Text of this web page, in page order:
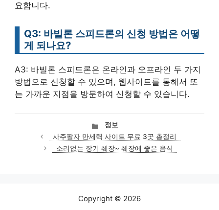
요합니다.
Q3: 바빌론 스피드론의 신청 방법은 어떻
게 되나요?
A3: 바빌론 스피드론은 온라인과 오프라인 두 가지
방법으로 신청할 수 있으며, 웹사이트를 통해서 또
는 가까운 지점을 방문하여 신청할 수 있습니다.
카
테
고
리
정보
사주팔자 만세력 사이트 무료 3곳 총정리
소리없는 장기 췌장~ 췌장에 좋은 음식
Copyright © 2026